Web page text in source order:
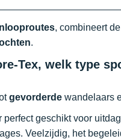
, combineert de
.
Tex, welk type
gevorderde wandelaars
perfect geschikt voor
Veelzijdig, het